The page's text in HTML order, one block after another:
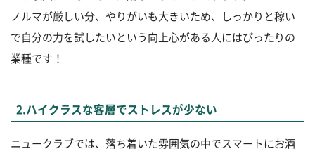
ノルマが厳しい分、やりがいも大きいため、しっかりと稼い
で自分の力を試したいという向上心がある人にはぴったりの
業種です！
2.ハイクラスな客層でストレスが少ない
ニュークラブでは、落ち着いた雰囲気の中でスマートにお酒